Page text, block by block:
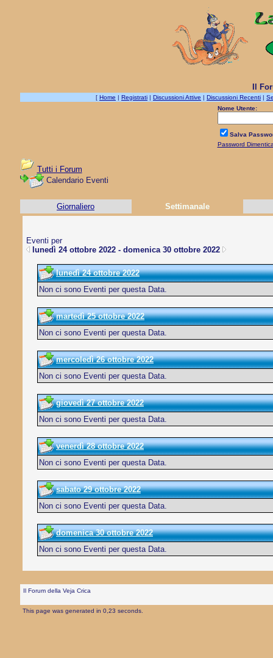
Il
[ Home | Registrati | Discussioni Attive | Discussioni Recenti |
Nome Utente:
Salva
Password
Tutti i Forum
Calendario Eventi
Giornaliero Settimanale
Eventi per
lunedì 24 ottobre 2022 - domenica 30 ottobre 2022
lunedì 24 ottobre 2022
Non ci sono Eventi per questa Data.
martedì 25 ottobre 2022
Non ci sono Eventi per questa Data.
mercoledì 26 ottobre 2022
Non ci sono Eventi per questa Data.
giovedì 27 ottobre 2022
Non ci sono Eventi per questa Data.
venerdì 28 ottobre 2022
Non ci sono Eventi per questa Data.
sabato 29 ottobre 2022
Non ci sono Eventi per questa Data.
domenica 30 ottobre 2022
Non ci sono Eventi per questa Data.
Il Forum della Veja Crica
This page was generated in 0,23 seconds.